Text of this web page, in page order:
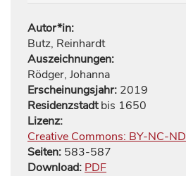
Autor*in:
Butz, Reinhardt
Auszeichnungen:
Rödger, Johanna
Erscheinungsjahr: 2019
Residenzstadtbis 1650
Lizenz:
Creative Commons: BY-NC-ND
Seiten: 583-587
Download: PDF